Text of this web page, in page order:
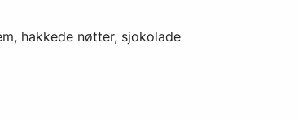
hakkede nøtter, sjokolade